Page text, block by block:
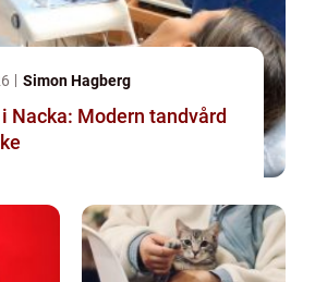
Simon Hagberg
Nacka: Modern tandvård